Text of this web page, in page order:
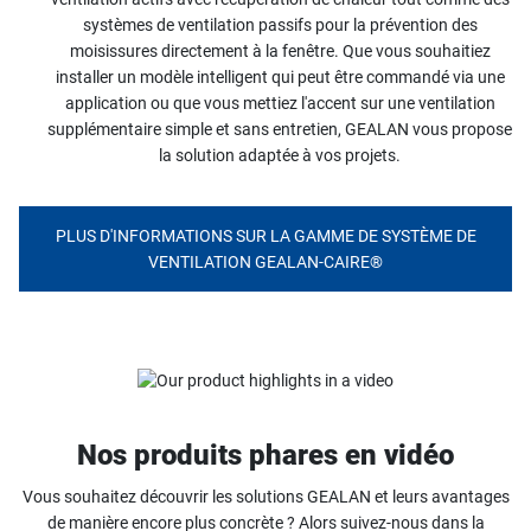
systèmes de ventilation passifs pour la prévention des
moisissures directement à la fenêtre. Que vous souhaitiez
installer un modèle intelligent qui peut être commandé via une
application ou que vous mettiez l'accent sur une ventilation
supplémentaire simple et sans entretien, GEALAN vous propose
la solution adaptée à vos projets.
PLUS D'INFORMATIONS SUR LA GAMME DE SYSTÈME DE
VENTILATION GEALAN-CAIRE®
Nos produits phares en vidéo
Vous souhaitez découvrir les solutions GEALAN et leurs avantages
de manière encore plus concrète ? Alors suivez-nous dans la